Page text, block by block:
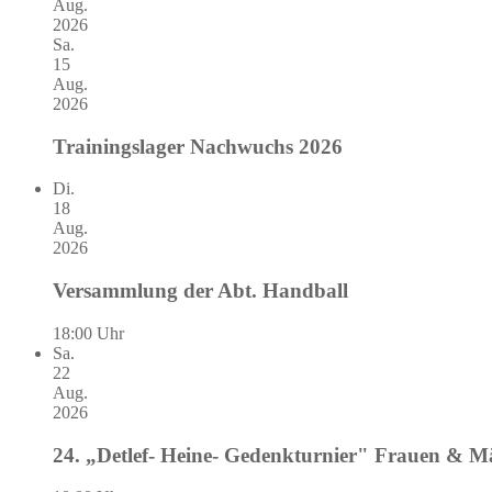
Aug.
2026
Sa.
15
Aug.
2026
Trainingslager Nachwuchs 2026
Di.
18
Aug.
2026
Versammlung der Abt. Handball
18:00 Uhr
Sa.
22
Aug.
2026
24. „Detlef- Heine- Gedenkturnier" Frauen &